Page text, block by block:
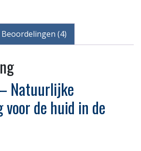
Beoordelingen (4)
– Natuurlijke
voor de huid in de